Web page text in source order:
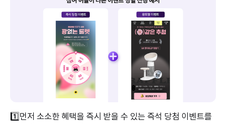
1️⃣먼저 소소한 혜택을 즉시 받을 수 있는 즉석 당첨 이벤트를